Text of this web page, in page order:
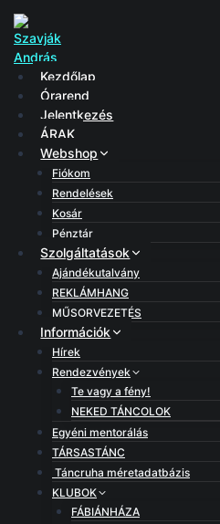
content
Kezdőlap
Órarend
Jelentkezés
ÁRAK
Webshop
Fiókom
Rendelések
Kosár
Pénztár
Szolgáltatások
Ajándékutalvány
REKLÁMHANG
MŰSORVEZETÉS
Információk
Hírek
Rendezvények
Te vagy a fény!
NEKED TÁNCOLOK
Egyéni mentorálás
TÁRSASTÁNC
Táncruha méretadatbázis
KLUBOK
FÁBIÁNHÁZA